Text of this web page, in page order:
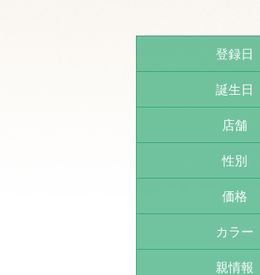
登録日
誕生日
店舗
性別
価格
カラー
親情報